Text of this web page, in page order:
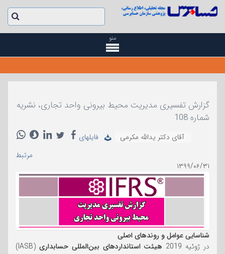
منو
گزارش تفسیری مدیریت محیط بیرونی واحد تجاری، نشریه
شماره 108
آقای دکتر یدالله مکرمی
فایلهای
مرتبط
۱۳۹۹/۰۶/۳۱
شناسایی عوامل و روندهای اصلی
در ژوئیه 2019
هیئت استانداردهای بین‌المللی حسابداری
(IASB)